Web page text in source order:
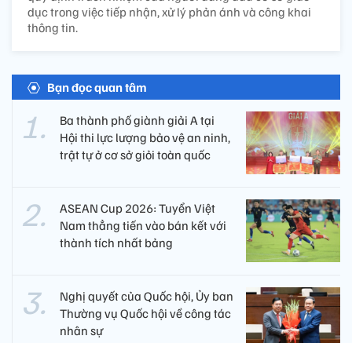
dục trong việc tiếp nhận, xử lý phản ánh và công khai
thông tin.
Bạn đọc quan tâm
Ba thành phố giành giải A tại
Hội thi lực lượng bảo vệ an ninh,
trật tự ở cơ sở giỏi toàn quốc
ASEAN Cup 2026: Tuyển Việt
Nam thẳng tiến vào bán kết với
thành tích nhất bảng
Nghị quyết của Quốc hội, Ủy ban
Thường vụ Quốc hội về công tác
nhân sự